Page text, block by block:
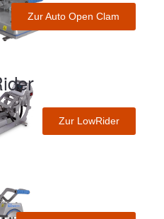
Zur Auto Open Clam
Zur LowRider